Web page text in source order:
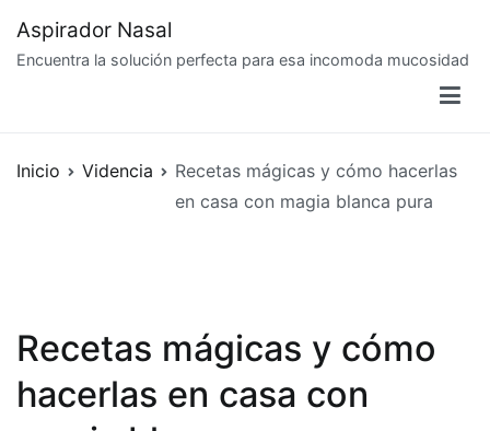
contenido
Aspirador Nasal
Encuentra la solución perfecta para esa incomoda mucosidad
Inicio Videncia
Recetas mágicas y cómo hacerlas
en casa con magia blanca pura
Recetas mágicas y cómo
hacerlas en casa con